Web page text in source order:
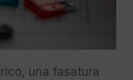
una fasatura